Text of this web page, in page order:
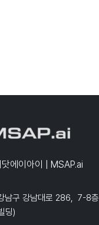
에이아이 | MSAP.ai
남구 강남대로 286, 7-8층
딩)